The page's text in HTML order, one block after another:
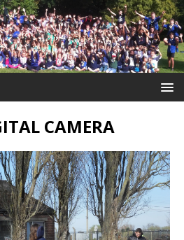
CAMERA